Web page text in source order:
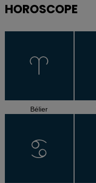
HOROSCOPE
Bélier